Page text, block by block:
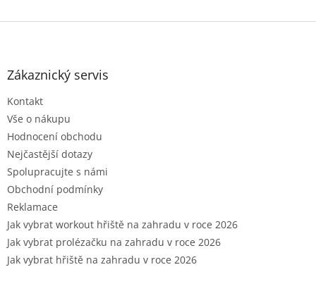
Z
Zákaznický servis
Kontakt
Vše o nákupu
Hodnocení obchodu
Nejčastější dotazy
Spolupracujte s námi
Obchodní podmínky
Reklamace
Jak vybrat workout hřiště na zahradu v roce 2026
Jak vybrat prolézačku na zahradu v roce 2026
Jak vybrat hřiště na zahradu v roce 2026